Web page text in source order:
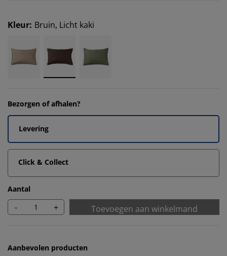
Kleur: Bruin, Licht kaki
Bezorgen of afhalen?
Levering
Click & Collect
Aantal
- + Toevoegen aan winkelmand
Aanbevolen producten